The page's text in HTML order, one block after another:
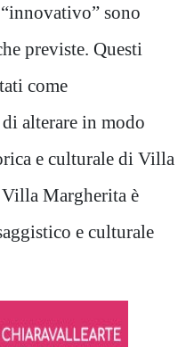
sono
previste. Questi
come
alterare in modo
e culturale di Villa
Margherita è
e culturale